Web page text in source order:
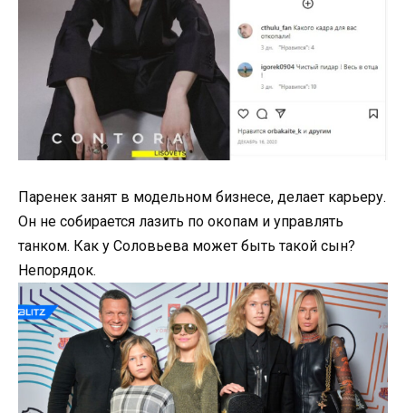
Паренек занят в модельном бизнесе, делает карьеру.
Он не собирается лазить по окопам и управлять
танком. Как у Соловьева может быть такой сын?
Непорядок.